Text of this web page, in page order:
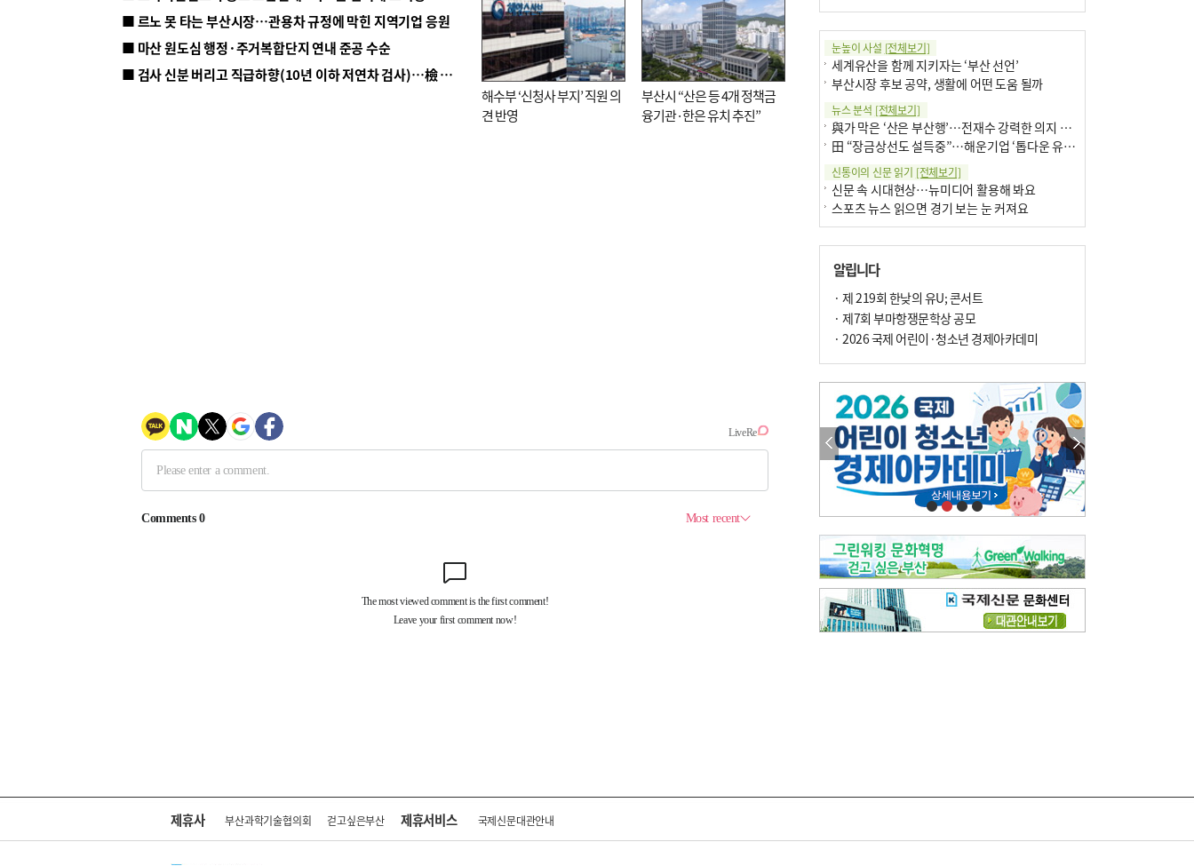
■ 르노 못 타는 부산시장…관용차 규정에 막힌 지역기업 응원
■ 마산 원도심 행정·주거복합단지 연내 준공 수순
■ 검사 신분 버리고 직급하향(10년 이하 저연차 검사)…檢 중수청행 기피
해수부 ‘신청사 부지’ 직원 의
견 반영
부산시 “산은 등 4개 정책금
융기관·한은 유치 추진”
눈높이 사설 [전체보기]
세계유산을 함께 지키자는 ‘부산 선언’
부산시장 후보 공약, 생활에 어떤 도움 될까
뉴스 분석 [전체보기]
與가 막은 ‘산은 부산행’…전재수 강력한 의지 표명 없인 공염불
田 “장금상선도 설득중”…해운기업 ‘톱다운 유치전’ 가속
신통이의 신문 읽기 [전체보기]
신문 속 시대현상…뉴미디어 활용해 봐요
스포츠 뉴스 읽으면 경기 보는 눈 커져요
구·군 승진 축하화분 관행 없애자니 소상공인 울상
팩트체크[전체보기]
의령 한우산 털중나리
한 손 뉴스[전체보기]
시민이 개발한 폭염 대응 앱 ‘그늘로’ 길안내 지도 등 인기
골목 맛집 발굴 고메 셀렉션…부산시, 페스티벌 시월 연계
오늘의 날씨-[전체보기]
오늘의 날씨- 2026년 8월 7일
오늘의 날씨- 2026년 8월 6일
우리 결혼해요-[전체보기]
우리 결혼해요- 김홍윤·정세빈 커플
알립니다
· 제 219회 한낮의 유U; 콘서트
· 제7회 부마항쟁문학상 공모
· 2026 국제 어린이·청소년 경제아카데미
제휴사 부산과학기술협의회 걷고싶은부산 제휴서비스 국제신문대관안내